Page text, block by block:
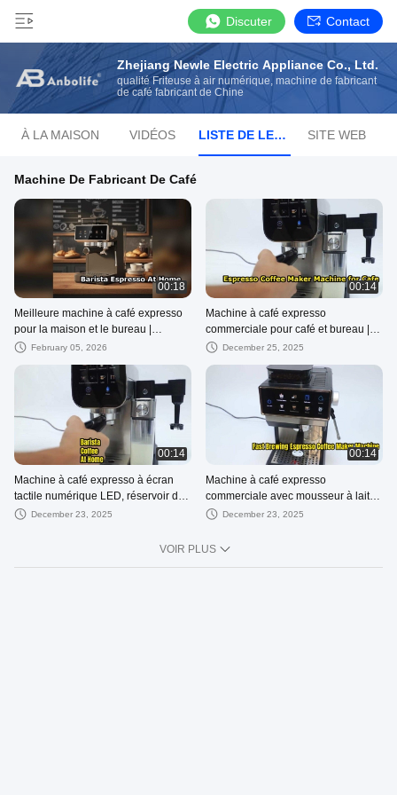
Discuter Contact
Zhejiang Newle Electric Appliance Co., Ltd.
qualité Friteuse à air numérique, machine de fabricant
de café fabricant de Chine
À LA MAISON VIDÉOS LISTE DE LECTURE SITE WEB
Machine De Fabricant De Café
00:18
Meilleure machine à café expresso
pour la maison et le bureau |
Durable, infusion rapide, facile à
February 05, 2026
00:14
Machine à café expresso
commerciale pour café et bureau |
Fournisseur OEM de brassage
December 25, 2025
00:14
Machine à café expresso à écran
tactile numérique LED, réservoir de
20 bars de 1,6 l, pour utilisation en
December 23, 2025
00:14
Machine à café expresso
commerciale avec mousseur à lait |
OEM d'opération facile de 20 barres
December 23, 2025
VOIR PLUS